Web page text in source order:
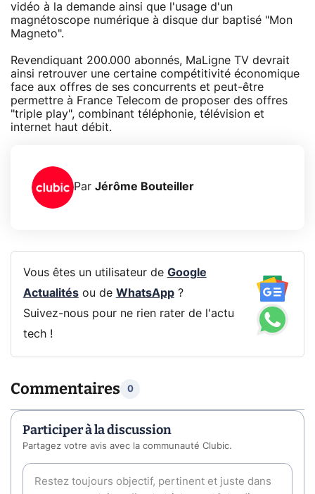
vidéo à la demande ainsi que l'usage d'un
magnétoscope numérique à disque dur baptisé "Mon
Magneto".
Revendiquant 200.000 abonnés, MaLigne TV devrait
ainsi retrouver une certaine compétitivité économique
face aux offres de ses concurrents et peut-être
permettre à France Telecom de proposer des offres
"triple play", combinant téléphonie, télévision et
internet haut débit.
Par Jérôme Bouteiller
Vous êtes un utilisateur de Google
Actualitésou de WhatsApp?
Suivez-nous pour ne rien rater de l'actu
tech !
Commentaires 0
Participer à la discussion
Partagez votre avis avec la communauté Clubic.